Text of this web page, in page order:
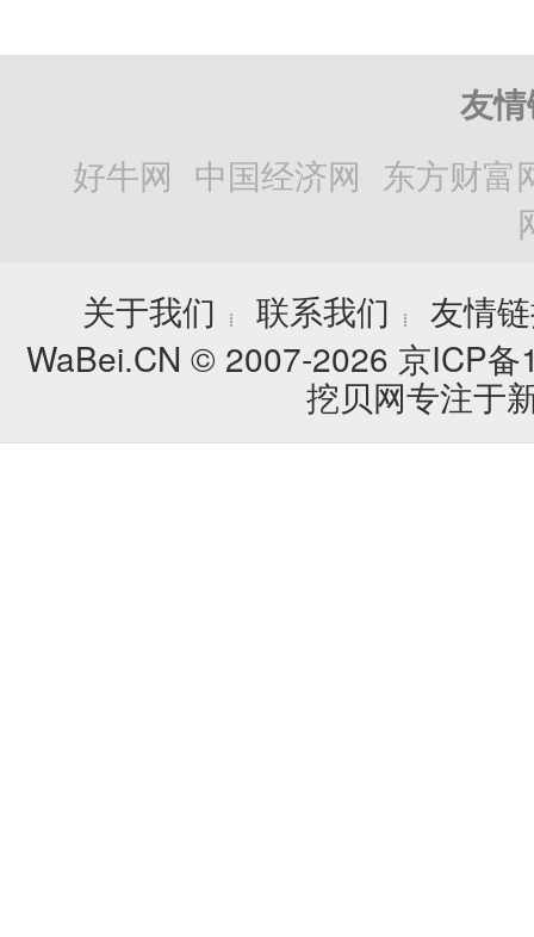
友
好牛网 中国经济网 东方财富
关于我们
┊ 联系我们 ┊
友情
WaBei.CN © 2007-2026 京ICP
挖贝网专注于